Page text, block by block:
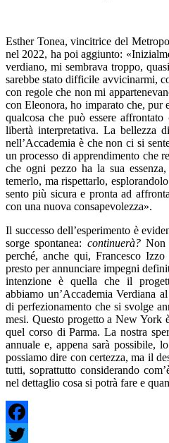
Esther Tonea, vincitrice del
nel 2022, ha poi aggiunto:
verdiano, mi sembrava troppo,
sarebbe stato difficile avvicinarmi,
con regole che non mi
con Eleonora, ho imparato che, pur
qualcosa che può essere
libertà interpretativa. La bellezza
nell’Accademia è che non ci si
un processo di apprendimento che
che ogni pezzo ha la sua
temerlo, ma rispettarlo,
sento più sicura e pronta ad
con una nuova consapevolezza».
Il successo dell’esperimento è
sorge spontanea: continuerà?Non
perché, anche qui, Francesco
presto per annunciare impegni
intenzione è quella che il
abbiamo un’Accademia Verdiana
di perfezionamento che si svolge
mesi. Questo progetto a New York
quel corso di Parma. La nostra
annuale e, appena sarà possibile,
possiamo dire con certezza, ma il
tutti, soprattutto considerando
nel dettaglio cosa si potrà fare e
Facebook